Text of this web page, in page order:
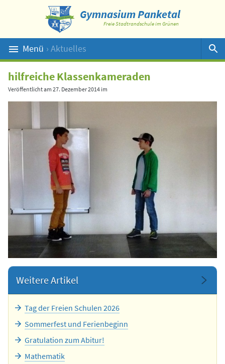
Gymnasium Panketal
Freie Stadtrandschule im Grünen
Menü › Aktuelles
Suche
hilfreiche Klassenkameraden
Veröffentlicht am 27. Dezember 2014 im
Weitere Artikel
Tag der Freien Schulen 2026
Sommerfest und Ferienbeginn
Gratulation zum Abitur!
Mathematik